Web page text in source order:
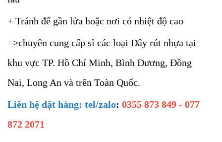
+ Tránh để gần lửa hoặc nơi có nhiệt độ cao
=>chuyên cung cấp sỉ các loại Dây rút nhựa tại
khu vực TP. Hồ Chí Minh, Bình Dương, Đồng
Nai, Long An và trên Toàn Quốc.
Liên hệ đặt hàng: tel/zalo: 0355 873 849 - 077
872 2071